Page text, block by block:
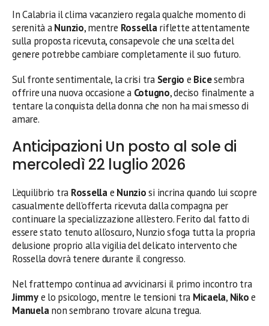
In Calabria il clima vacanziero regala qualche momento di
serenità aNunzio, mentre Rossellariflette attentamente
sulla proposta ricevuta, consapevole che una scelta del
genere potrebbe cambiare completamente il suo futuro.
Sul fronte sentimentale, la crisi tra Sergio e Bicesembra
offrire una nuova occasione a Cotugno, deciso finalmente a
tentare la conquista della donna che non ha mai smesso di
amare.
Anticipazioni Un posto al sole di
mercoledì 22 luglio 2026
L’equilibrio tra Rossellae Nunziosi incrina quando lui scopre
casualmente dell’offerta ricevuta dalla compagna per
continuare la specializzazione all’estero. Ferito dal fatto di
essere stato tenuto all’oscuro, Nunzio sfoga tutta la propria
delusione proprio alla vigilia del delicato intervento che
Rossella dovrà tenere durante il congresso.
Nel frattempo continua ad avvicinarsi il primo incontro tra
Jimmye lo psicologo, mentre le tensioni tra Micaela, Nikoe
Manuelanon sembrano trovare alcuna tregua.